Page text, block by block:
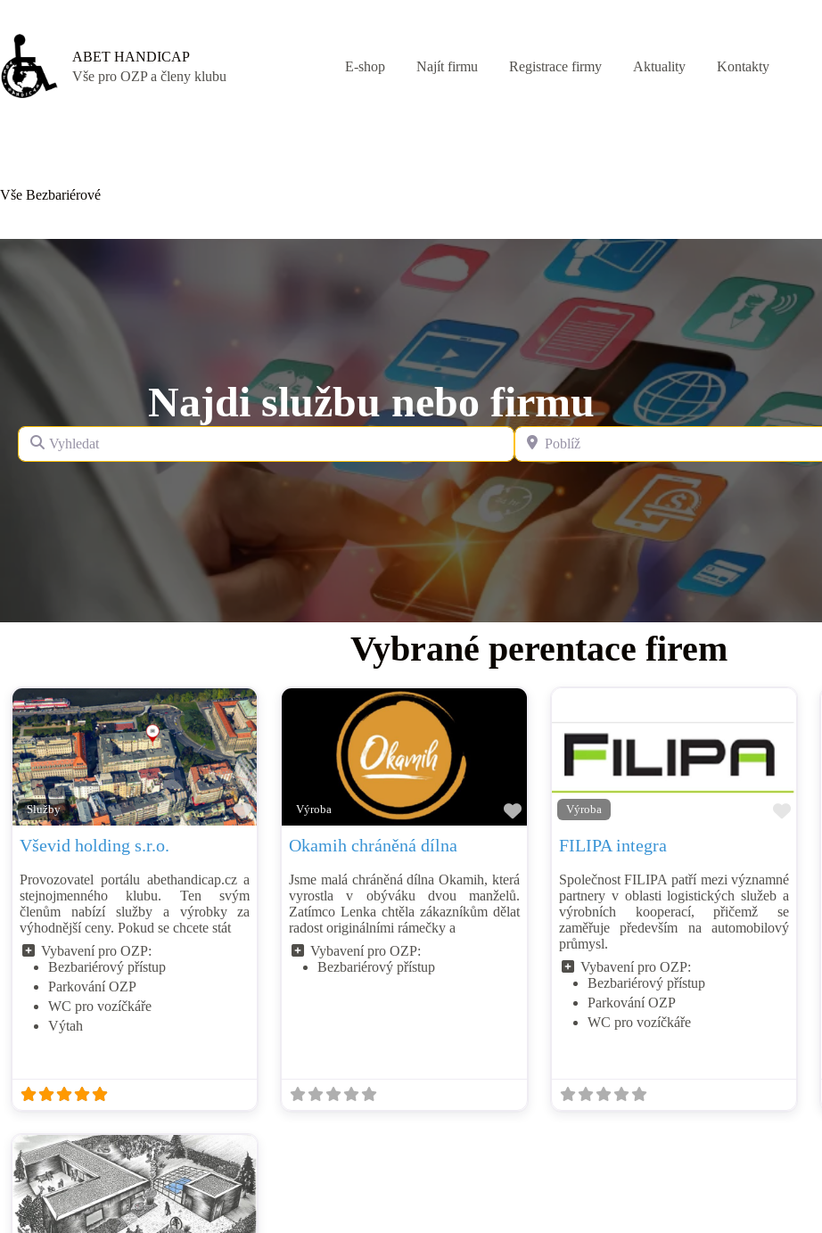
content
ABET HANDICAP
Vše pro OZP a členy klubu
E-shop Najít firmu Registrace firmy Aktuality Kontakty
Vše Bezbariérové
Najdi službu nebo firmu
Vyhledat Poblíž
Vybrané perentace firem
Služby
Přidat mezi oblíbené
Vševid holding s.r.o.
Provozovatel portálu abethandicap.cz a
stejnojmenného klubu. Ten svým
členům nabízí služby a výrobky za
výhodnější ceny. Pokud se chcete stát
Vybavení pro OZP:
Bezbariérový přístup
Parkování OZP
WC pro vozíčkáře
Výtah
Výroba
Přidat mezi oblíbené
Okamih chráněná dílna
Jsme malá chráněná dílna Okamih, která
vyrostla v obýváku dvou manželů.
Zatímco Lenka chtěla zákazníkům dělat
radost originálními rámečky a
Vybavení pro OZP:
Bezbariérový přístup
Výroba
FILIPA integra
Společnost FILIPA patří mezi významné
partnery v oblasti logistických služeb a
výrobních kooperací, přičemž se
zaměřuje především na automobilový
průmysl.
Vybavení pro OZP:
Bezbariérový přístup
Parkování OZP
WC pro vozíčkáře